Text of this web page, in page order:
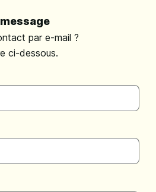
par e-mail ?
ci-dessous.